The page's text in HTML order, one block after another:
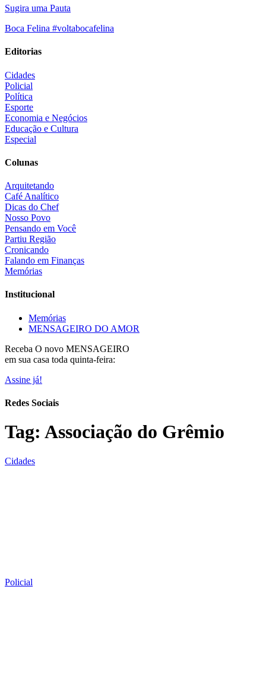
Sugira uma Pauta
Boca Felina #voltabocafelina
Editorias
Cidades
Policial
Política
Esporte
Economia e Negócios
Educação e Cultura
Especial
Colunas
Arquitetando
Café Analítico
Dicas do Chef
Nosso Povo
Pensando em Você
Partiu Região
Cronicando
Falando em Finanças
Memórias
Institucional
Memórias
MENSAGEIRO DO AMOR
Receba O novo MENSAGEIRO
em sua casa toda quinta-feira:
Assine já!
Redes Sociais
Tag: Associação do Grêmio
Cidades
Policial